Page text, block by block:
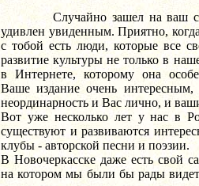
Случайно зашел на ваш
удивлен увиденным. Приятно,
с тобой есть люди, которые все
развитие культуры не только в
в Интернете, которому она
Ваше издание очень интересным,
неординарность и Вас лично, и
Вот уже несколько лет у нас в
существуют и развиваются
клубы - авторской песни и поэзии.
В Новочеркасске даже есть свой
на котором мы были бы рады